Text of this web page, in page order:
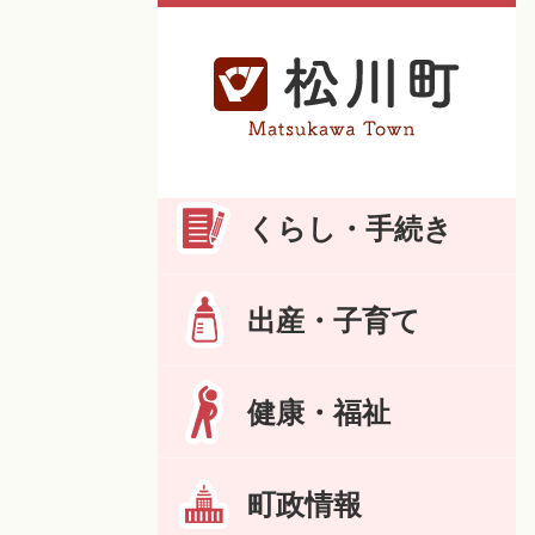
くらし・手続き
出産・子育て
健康・福祉
町政情報